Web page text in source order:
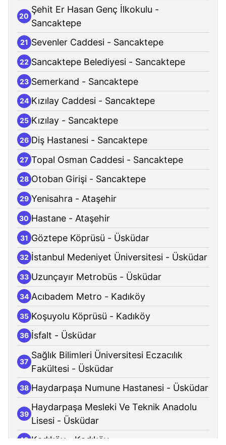
20
Şehit Er Hasan Genç İlkokulu -
Sancaktepe
21 Sevenler Caddesi - Sancaktepe
22 Sancaktepe Belediyesi - Sancaktepe
23 Semerkand - Sancaktepe
24 Kızılay Caddesi - Sancaktepe
25 Kızılay - Sancaktepe
26 Diş Hastanesi - Sancaktepe
27 Topal Osman Caddesi - Sancaktepe
28 Otoban Girişi - Sancaktepe
29 Yenisahra - Ataşehir
30 Hastane - Ataşehir
31 Göztepe Köprüsü - Üsküdar
32 İstanbul Medeniyet Üniversitesi - Üsküdar
33 Uzunçayır Metrobüs - Üsküdar
34 Acıbadem Metro - Kadıköy
35 Koşuyolu Köprüsü - Kadıköy
36 İsfalt - Üsküdar
37
Sağlık Bilimleri Üniversitesi Eczacılık
Fakültesi - Üsküdar
38 Haydarpaşa Numune Hastanesi - Üsküdar
39
Haydarpaşa Mesleki Ve Teknik Anadolu
Lisesi - Üsküdar
40 Kadıköy - Kadıköy